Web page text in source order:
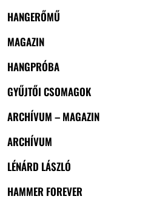
HANGERŐMŰ
MAGAZIN
HANGPRÓBA
GYŰJTŐI CSOMAGOK
ARCHÍVUM – MAGAZIN
ARCHÍVUM
LÉNÁRD LÁSZLÓ
HAMMER FOREVER